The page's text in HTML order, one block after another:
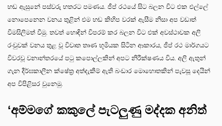
හඬ ඇසුනේ පස්වරු හතරට පමණය. ජීප් රථයේ සිට බලන විට එක එල්ලේ
නොපෙනෙන වනය තුළින් එම හඬ කිහිප වරක් ඇසීම නිසා අප වඩාත්
විමසිලිමත් වීමු. තවත් හොඳින් විපරම් කර බලන විට එක් අවස්ථාවක අලි
රංචුවක් වනය තුළ වූ විවෘත තෘණ භූමියක සිටින ආකාරය, ජීප් රථ මාර්ගයට
විවරවූ වනාන්තරයේ පටු කපොල්ලකින් අපට නිරීක්ෂණය විය. අලි ඇතුන්
ගැන දීර්ඝකාලීන ක්ෂේත්‍ර අත්දැකීම් ඇති බංඩාර මොහොතකින් පැවසූ දෙයින්
අප විපිළිසර වුනෙමු.
‘අම්මගේ කකුලේ පැටලුණු මද්දක අනිත්